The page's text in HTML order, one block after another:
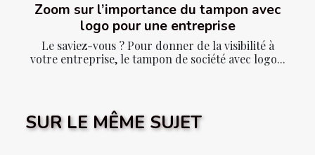
Zoom sur l’importance du tampon avec
logo pour une entreprise
Le saviez-vous ? Pour donner de la visibilité à
votre entreprise, le tampon de société avec logo...
SUR LE MÊME SUJET